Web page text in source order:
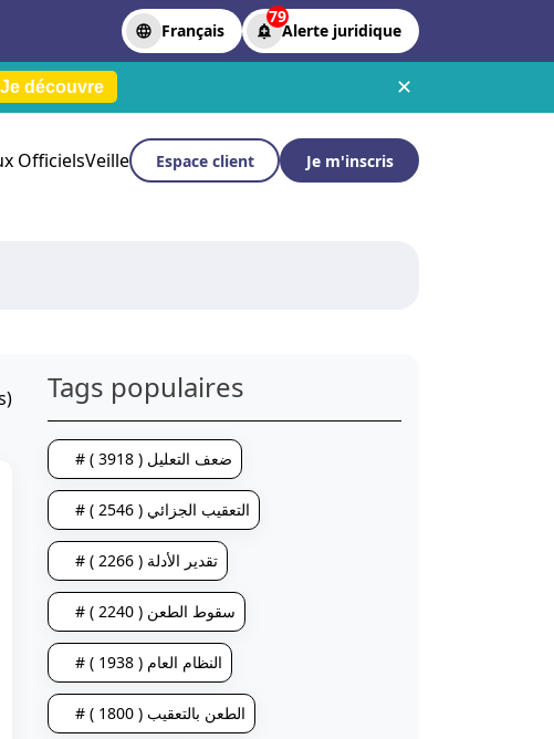
Français
79
Alerte juridique
Je découvre ✕
OfficielsVeille Espace client Je m'inscris
Tags populaires
# ضعف التعليل ( 3918 )
# التعقيب الجزائي ( 2546 )
# تقدير الأدلة ( 2266 )
# سقوط الطعن ( 2240 )
# النظام العام ( 1938 )
# الطعن بالتعقيب ( 1800 )